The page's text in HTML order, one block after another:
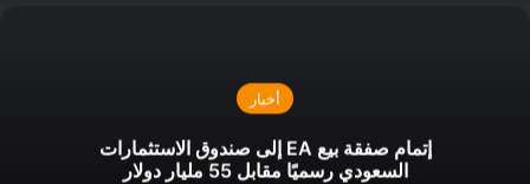
أخبار
إتمام صفقة بيع EA إلى صندوق الاستثمارات
السعودي رسميًا مقابل 55 مليار دولار